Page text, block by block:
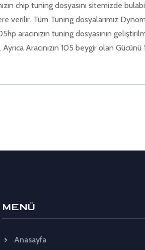
chip tuning dosyasını sitemizde
verilir. Tüm Tuning dosyalarımız
aracınızın tuning dosyasının
Aracınızın 105 beygir olan
MENÜ
Anasayfa